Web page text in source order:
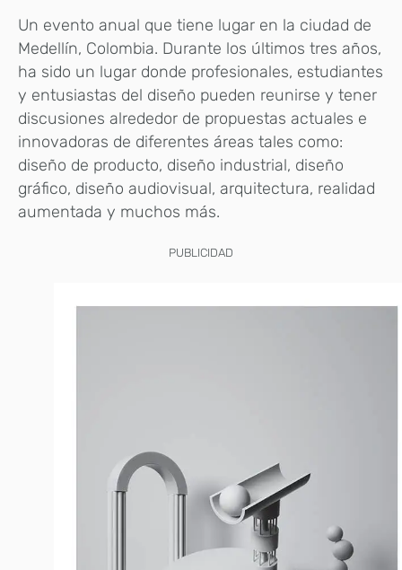
Un evento anual que tiene lugar en la ciudad de
Medellín, Colombia. Durante los últimos tres años,
ha sido un lugar donde profesionales, estudiantes
y entusiastas del diseño pueden reunirse y tener
discusiones alrededor de propuestas actuales e
innovadoras de diferentes áreas tales como:
diseño de producto, diseño industrial, diseño
gráfico, diseño audiovisual, arquitectura, realidad
aumentada y muchos más.
PUBLICIDAD